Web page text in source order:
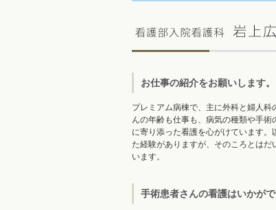
お仕事の紹介をお願いします。
プレミアム病棟で、主に外科と婦人
んの年齢も仕事も、病気の種類や手
に寄り添った看護を心がけています
た経験がありますが、そのころとは
います。
手術患者さんの看護はいかがで